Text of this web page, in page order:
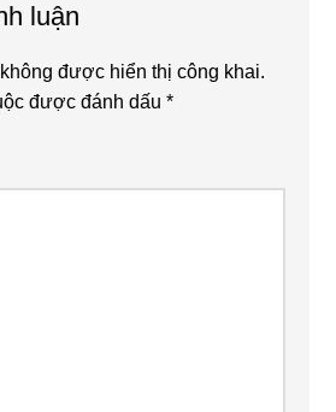
luận
được hiển thị công khai.
được đánh dấu*